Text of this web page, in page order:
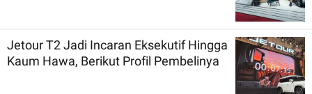
Jetour T2 Jadi Incaran Eksekutif Hingga
Kaum Hawa, Berikut Profil Pembelinya